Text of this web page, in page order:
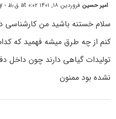
امیر حسین فروردین ۱۸, ۱۴۰۱ at ۰:۰۲ ق٫ظ - Reply
سلام خستنه باشید من کارشناسی
کنم از چه طرق میشه فهمید که
تولیدات گیاهی دارند چون داخل
نشده بود ممنون